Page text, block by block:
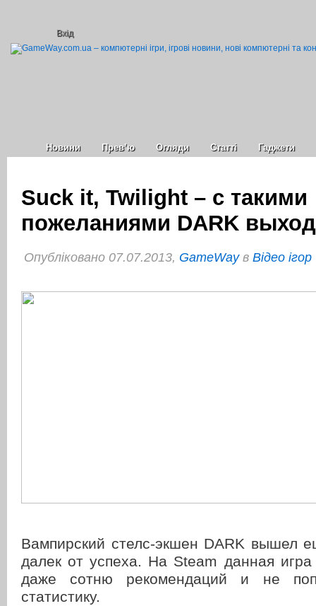
Вхід
Новини Прев’ю Огляди Статті Гаджети
Suck it, Twilight – с такими
пожеланиями DARK
Опубліковано 07.07.2013, GameWayв Відео ігор
Вампирский стелс-экшен DARK вышел
далек от успеха. На Steam данная
даже сотню рекомендаций и не
статистику.